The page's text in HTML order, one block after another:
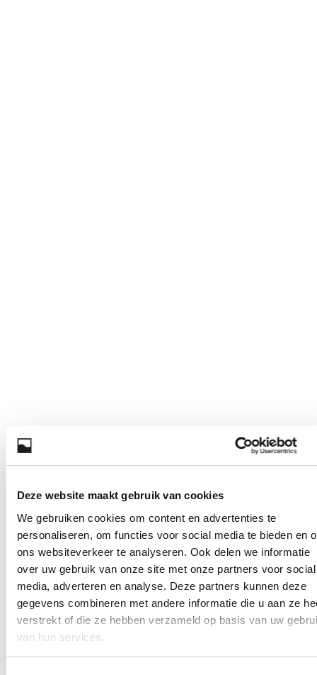
Deze website maakt gebruik van cookies
We gebruiken cookies om content en advertenties te
personaliseren, om functies voor social media te bieden en
ons websiteverkeer te analyseren. Ook delen we informatie
over uw gebruik van onze site met onze partners voor social
media, adverteren en analyse. Deze partners kunnen deze
gegevens combineren met andere informatie die u aan ze
verstrekt of die ze hebben verzameld op basis van uw
van hun services.